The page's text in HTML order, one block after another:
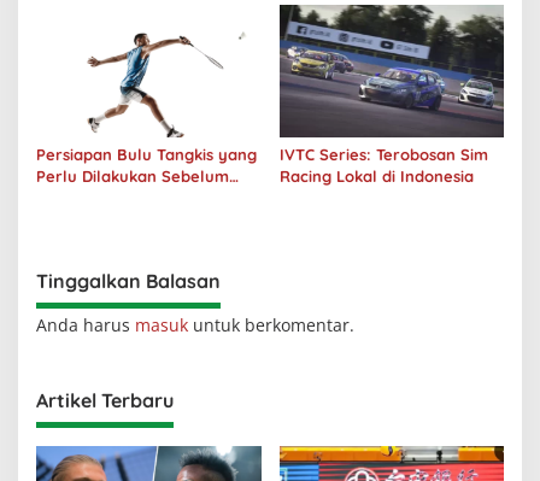
Persiapan Bulu Tangkis yang
Perlu Dilakukan Sebelum
IVTC Series: Terobosan Sim
Racing Lokal di Indonesia
Tinggalkan Balasan
Anda harus masuk untuk berkomentar.
Artikel Terbaru